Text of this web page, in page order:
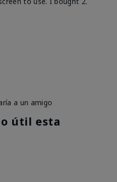
a un amigo
útil esta